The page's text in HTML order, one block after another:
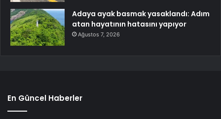
Adaya ayak basmak yasaklandı: Adım
atan hayatının hatasını yapıyor
Ağustos 7, 2026
En Güncel Haberler